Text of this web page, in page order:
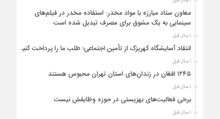
معاون ستاد مبارزه با مواد مخدر: استفاده مخدر در فیلم‌های
سینمایی به یک مشوق برای مصرف تبدیل شده است
1 سال قبل
انتقاد آسایشگاه کهریزک از تأمین اجتماعی؛ طلب ما را پرداخت کنید
1 سال قبل
۱۲۴۵ افغان در زندان‌های استان تهران محبوس هستند
1 سال قبل
برخی فعالیت‌های بهزیستی در حوزه وظایفش نیست
1 سال قبل